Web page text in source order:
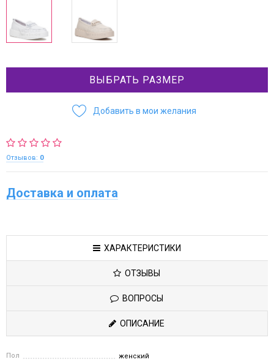
ВЫБРАТЬ РАЗМЕР
Добавить в мои желания
Отзывов: 0
Доставка и оплата
ХАРАКТЕРИСТИКИ
ОТЗЫВЫ
ВОПРОСЫ
ОПИСАНИЕ
Пол женский